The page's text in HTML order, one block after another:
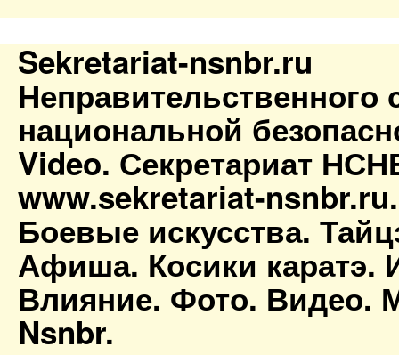
Sekretariat-nsnbr.ru
Неправительственного
национальной
Video. Секретариат
www.sekretariat-
Боевые искусства.
Афиша. Косики каратэ.
Влияние. Фото. Видео.
Nsnbr.